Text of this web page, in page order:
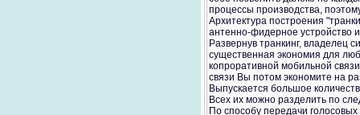
процессы производства,
Архитектура построения
антенно-фидерное устройство
Развернув транкинг, владелец
существенная экономия для
копроративной мобильной
связи Вы потом экономите на
Выпускается большое
Всех их можно разделить по
По способу передачи